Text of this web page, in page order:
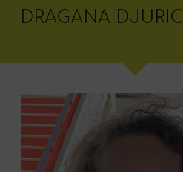
DRAGANA DJURIC